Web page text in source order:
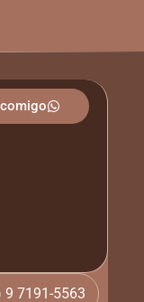
9 7191-5563